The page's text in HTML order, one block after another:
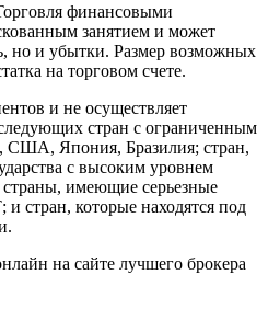
финансовыми
занятием и может
но и убытки. Размер возможных
на торговом счете.
и не осуществляет
стран с ограниченным
США, Япония, Бразилия; стран,
с высоким уровнем
имеющие серьезные
стран, которые находятся под
на сайте лучшего брокера